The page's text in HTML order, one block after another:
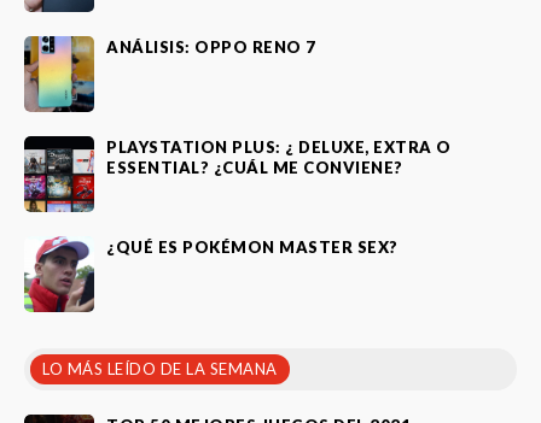
ANÁLISIS: OPPO RENO 7
PLAYSTATION PLUS: ¿ DELUXE, EXTRA O
ESSENTIAL? ¿CUÁL ME CONVIENE?
¿QUÉ ES POKÉMON MASTER SEX?
LO MÁS LEÍDO DE LA SEMANA